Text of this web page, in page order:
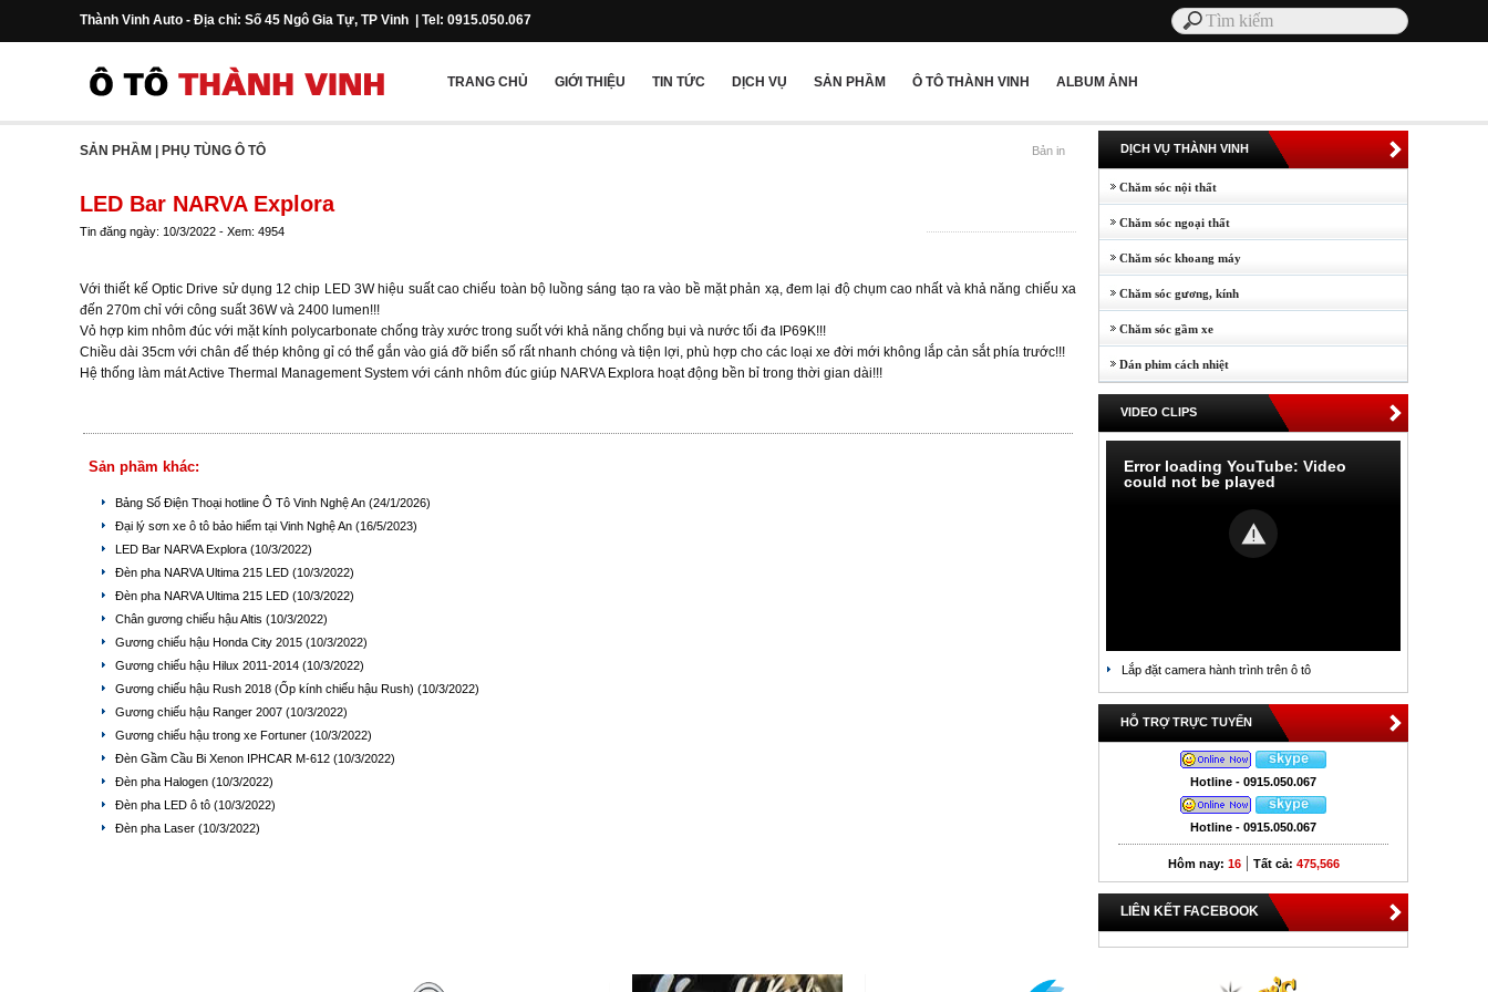
Thành Vinh Auto - Địa chỉ: Số 45 Ngô Gia Tự, TP Vinh | Tel: 0915.050.067
TRANG CHỦ GIỚI THIỆU TIN TỨC DỊCH VỤ SẢN PHẦM Ô TÔ THÀNH VINH ALBUM ẢNH
SẢN PHẦM PHỤ TÙNG Ô TÔ Bản in
LED Bar NARVA Explora
Tin đăng ngày: 10/3/2022 - Xem: 4954
Với thiết kế Optic Drive sử dụng 12 chip LED 3W hiệu suất cao chiếu toàn bộ luồng sáng tạo ra vào bề mặt phản xạ, đem lại độ chụm cao nhất và khả năng chiếu xa
đến 270m chỉ với công suất 36W và 2400 lumen!!!
Vỏ hợp kim nhôm đúc với mặt kính polycarbonate chống trày xước trong suốt với khả năng chống bụi và nước tối đa IP69K!!!
Chiều dài 35cm với chân đế thép không gỉ có thể gắn vào giá đỡ biển số rất nhanh chóng và tiện lợi, phù hợp cho các loại xe đời mới không lắp cản sắt phía trước!!!
Hệ thống làm mát Active Thermal Management System với cánh nhôm đúc giúp NARVA Explora hoạt động bền bỉ trong thời gian dài!!!
Sản phầm khác:
Bảng Số Điện Thoại hotline Ô Tô Vinh Nghệ An (24/1/2026)
Đại lý sơn xe ô tô bảo hiểm tại Vinh Nghệ An (16/5/2023)
LED Bar NARVA Explora (10/3/2022)
Đèn pha NARVA Ultima 215 LED (10/3/2022)
Đèn pha NARVA Ultima 215 LED (10/3/2022)
Chân gương chiếu hậu Altis (10/3/2022)
Gương chiếu hậu Honda City 2015 (10/3/2022)
Gương chiếu hậu Hilux 2011-2014 (10/3/2022)
Gương chiếu hậu Rush 2018 (Ốp kính chiếu hậu Rush) (10/3/2022)
Gương chiếu hậu Ranger 2007 (10/3/2022)
Gương chiếu hậu trong xe Fortuner (10/3/2022)
Đèn Gầm Cầu Bi Xenon IPHCAR M-612 (10/3/2022)
Đèn pha Halogen (10/3/2022)
Đèn pha LED ô tô (10/3/2022)
Đèn pha Laser (10/3/2022)
DỊCH VỤ THÀNH VINH
Chăm sóc nội thất
Chăm sóc ngoại thất
Chăm sóc khoang máy
Chăm sóc gương, kính
Chăm sóc gầm xe
Dán phim cách nhiệt
VIDEO CLIPS
Error loading YouTube: Video
could not be played
Lắp đặt camera hành trình trên ô tô
HỖ TRỢ TRỰC TUYẾN
Hotline - 0915.050.067
Hotline - 0915.050.067
Hôm nay: 16| Tất cả: 475,566
LIÊN KẾT FACEBOOK